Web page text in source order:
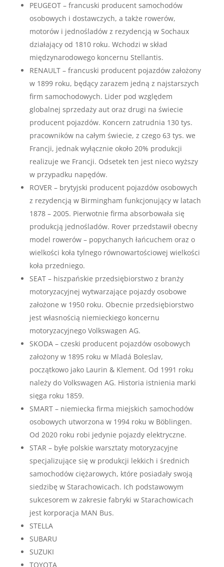
PEUGEOT – francuski producent samochodów
osobowych i dostawczych, a także rowerów,
motorów i jednośladów z rezydencją w Sochaux
działający od 1810 roku. Wchodzi w skład
międzynarodowego koncernu Stellantis.
RENAULT – francuski producent pojazdów założony
w 1899 roku, będący zarazem jedną z najstarszych
firm samochodowych. Lider pod względem
globalnej sprzedaży aut oraz drugi na świecie
producent pojazdów. Koncern zatrudnia 130 tys.
pracowników na całym świecie, z czego 63 tys. we
Francji, jednak wyłącznie około 20% produkcji
realizuje we Francji. Odsetek ten jest nieco wyższy
w przypadku napędów.
ROVER – brytyjski producent pojazdów osobowych
z rezydencją w Birmingham funkcjonujący w latach
1878 – 2005. Pierwotnie firma absorbowała się
produkcją jednośladów. Rover przedstawił obecny
model rowerów – popychanych łańcuchem oraz o
wielkości koła tylnego równowartościowej wielkości
koła przedniego.
SEAT – hiszpańskie przedsiębiorstwo z branży
motoryzacyjnej wytwarzające pojazdy osobowe
założone w 1950 roku. Obecnie przedsiębiorstwo
jest własnością niemieckiego koncernu
motoryzacyjnego Volkswagen AG.
SKODA – czeski producent pojazdów osobowych
założony w 1895 roku w Mladá Boleslav,
początkowo jako Laurin & Klement. Od 1991 roku
należy do Volkswagen AG. Historia istnienia marki
sięga roku 1859.
SMART – niemiecka firma miejskich samochodów
osobowych utworzona w 1994 roku w Böblingen.
Od 2020 roku robi jedynie pojazdy elektryczne.
STAR – byłe polskie warsztaty motoryzacyjne
specjalizujące się w produkcji lekkich i średnich
samochodów ciężarowych, które posiadały swoją
siedzibę w Starachowicach. Ich podstawowym
sukcesorem w zakresie fabryki w Starachowicach
jest korporacja MAN Bus.
STELLA
SUBARU
SUZUKI
TOYOTA